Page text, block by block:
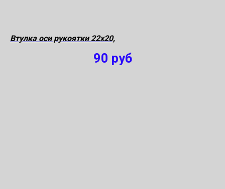
Втулка оси рукоятки 22х20,
90 руб